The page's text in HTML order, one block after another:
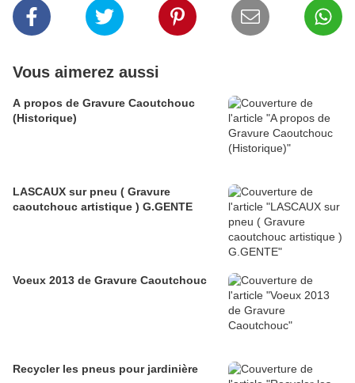
Vous aimerez aussi
A propos de Gravure Caoutchouc
(Historique)
LASCAUX sur pneu ( Gravure
caoutchouc artistique ) G.GENTE
Voeux 2013 de Gravure Caoutchouc
Recycler les pneus pour jardinière